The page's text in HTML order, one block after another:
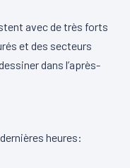
avec de très forts
et des secteurs
dans l’après-
heures: